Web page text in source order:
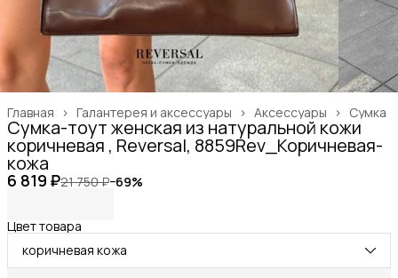
Сумка
Аксессуары ›
Галантерея и аксессуары ›
Главная ›
Сумка-тоут женская из натуральной кожи
коричневая , Reversal, 8859Rev_Коричневая-
кожа
6 819 ₽21 750 ₽−69%
Цвет товара
коричневая кожа